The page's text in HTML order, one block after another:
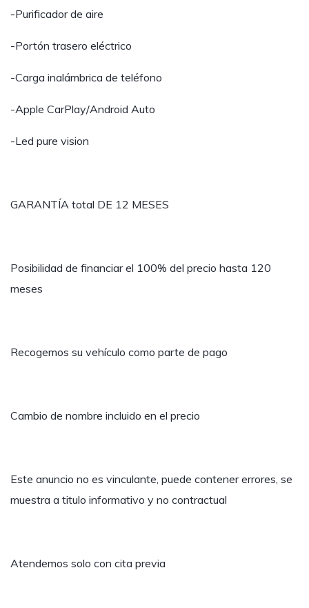
-Purificador de aire
-Portón trasero eléctrico
-Carga inalámbrica de teléfono
-Apple CarPlay/Android Auto
-Led pure vision
GARANTÍA total DE 12 MESES
Posibilidad de financiar el 100% del precio hasta 120
meses
Recogemos su vehículo como parte de pago
Cambio de nombre incluido en el precio
Este anuncio no es vinculante, puede contener errores, se
muestra a titulo informativo y no contractual
Atendemos solo con cita previa